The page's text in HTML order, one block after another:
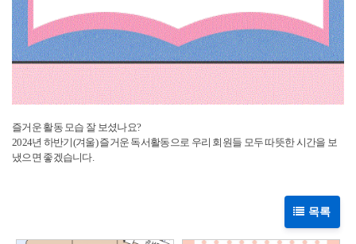
즐거운 활동 모습 잘 보셨나요?
2024년 하반기(겨울) 즐거운 독서활동으로 우리 회원들 모두 따뜻한 시간을 보
냈으면 좋겠습니다.
목록